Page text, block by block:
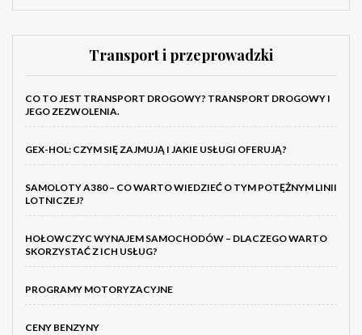
Transport i przeprowadzki
CO TO JEST TRANSPORT DROGOWY? TRANSPORT DROGOWY I
JEGO ZEZWOLENIA.
GEX-HOL: CZYM SIĘ ZAJMUJĄ I JAKIE USŁUGI OFERUJĄ?
SAMOLOTY A380 – CO WARTO WIEDZIEĆ O TYM POTĘŻNYM LINII
LOTNICZEJ?
HOŁOWCZYC WYNAJEM SAMOCHODÓW – DLACZEGO WARTO
SKORZYSTAĆ Z ICH USŁUG?
PROGRAMY MOTORYZACYJNE
CENY BENZYNY